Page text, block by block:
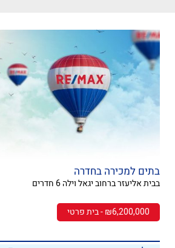
בתים למכירה בחדרה
בבית אליעזר ברחוב יגאל וילה 6 חדרים
₪6,200,000 - בית פרטי